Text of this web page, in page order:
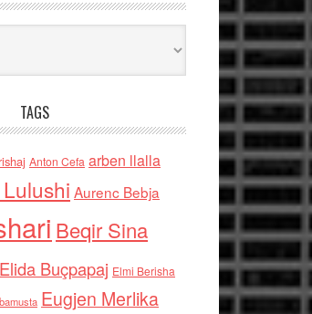
TAGS
Anton Cefa arben llalla
Aurenc Bebja
Beqir Sina
Elida Buçpapaj Elmi Berisha
Eugjen Merlika